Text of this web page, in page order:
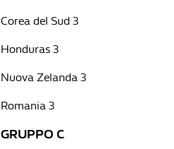
Corea del Sud 3
Honduras 3
Nuova Zelanda 3
Romania 3
GRUPPO C